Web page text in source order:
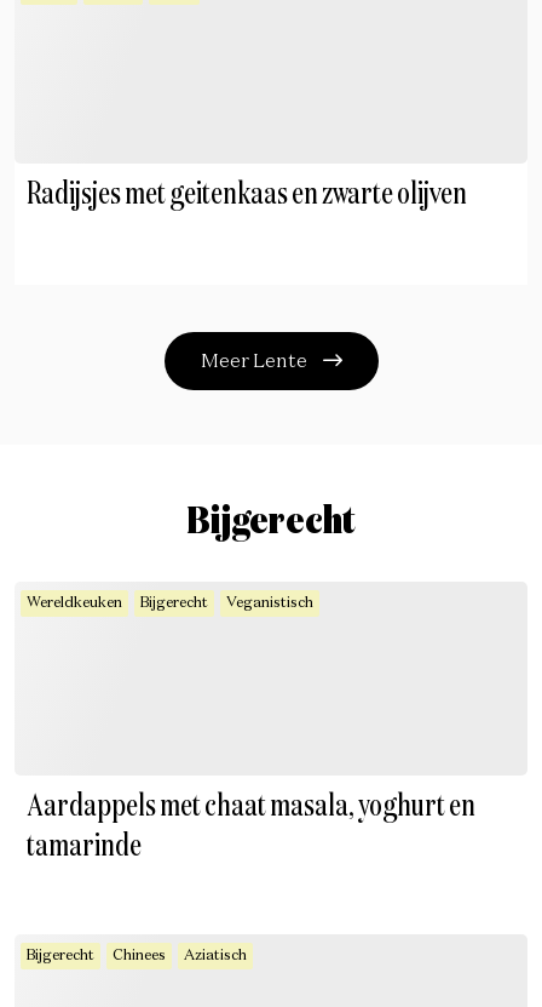
Radijsjes met geitenkaas en zwarte olijven
Meer Lente
Bijgerecht
Wereldkeuken Bijgerecht Veganistisch
Aardappels met chaat masala, yoghurt en
tamarinde
Bijgerecht Chinees Aziatisch